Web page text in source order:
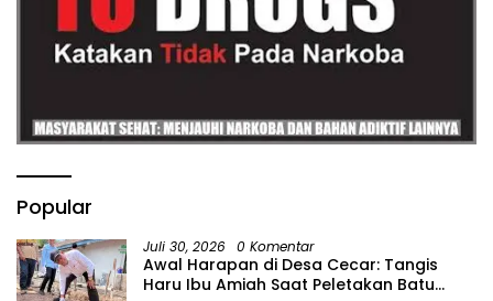
Popular
Juli 30, 2026 0 Komentar
Awal Harapan di Desa Cecar: Tangis
Haru Ibu Amiah Saat Peletakan Batu